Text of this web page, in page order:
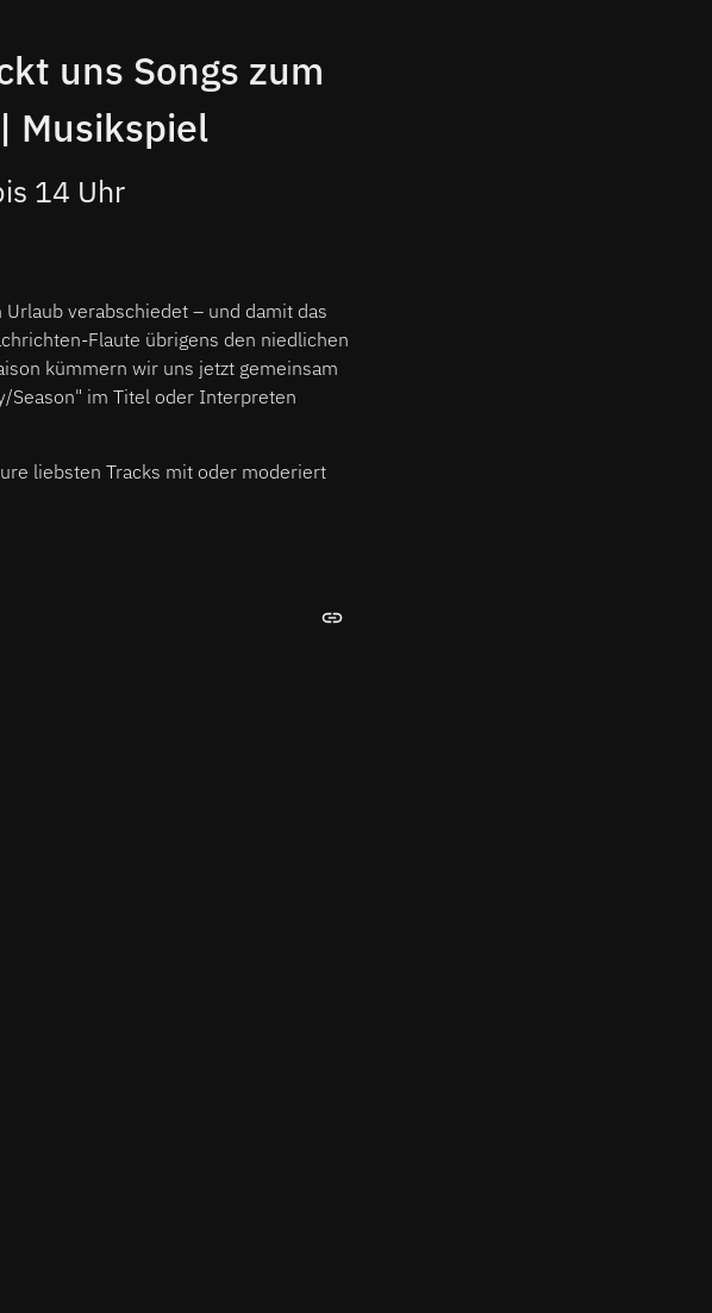
uns Songs zum
Musikspiel
14 Uhr
verabschiedet – und damit das
Flaute übrigens den niedlichen
kümmern wir uns jetzt gemeinsam
Season" im Titel oder Interpreten
liebsten Tracks mit oder moderiert